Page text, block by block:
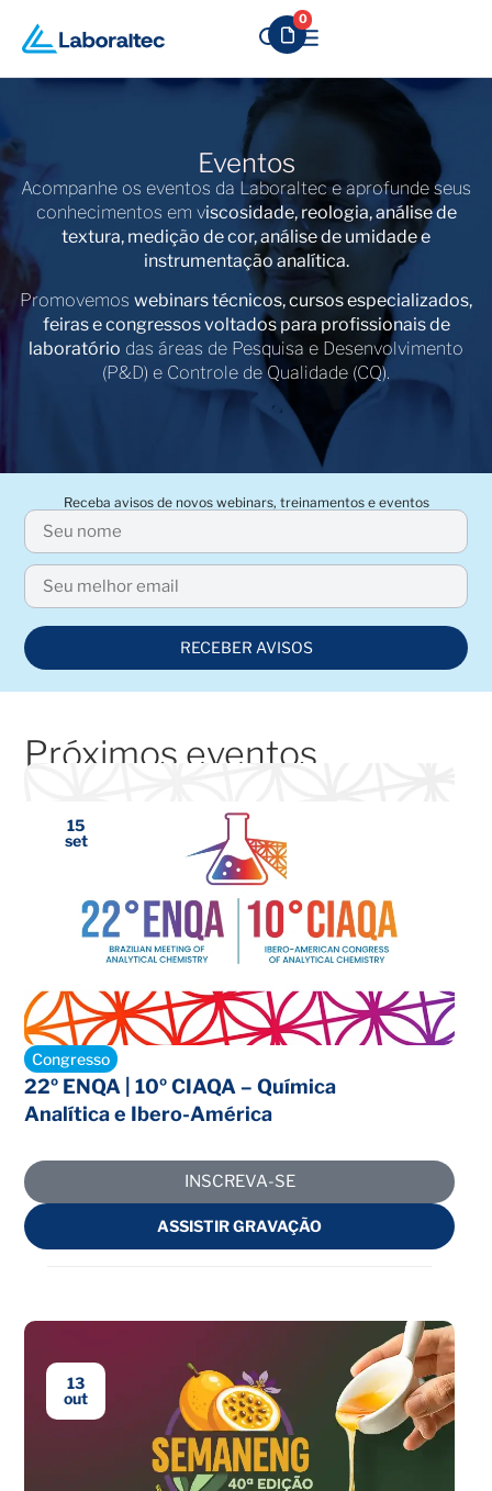
0
Eventos
Acompanhe os eventos da Laboraltec e aprofunde seus
conhecimentos em viscosidade, reologia, análise de
textura, medição de cor, análise de umidade e
instrumentação analítica.
Promovemos webinars técnicos, cursos especializados,
feiras e congressos voltados para profissionais de
laboratório das áreas de Pesquisa e Desenvolvimento
(P&D) e Controle de Qualidade (CQ).
Receba avisos de novos webinars, treinamentos e eventos
RECEBER AVISOS
Próximos eventos
15
set
Congresso
22º ENQA | 10º CIAQA – Química
Analítica e Ibero-América
INSCREVA-SE
ASSISTIR GRAVAÇÃO
13
out